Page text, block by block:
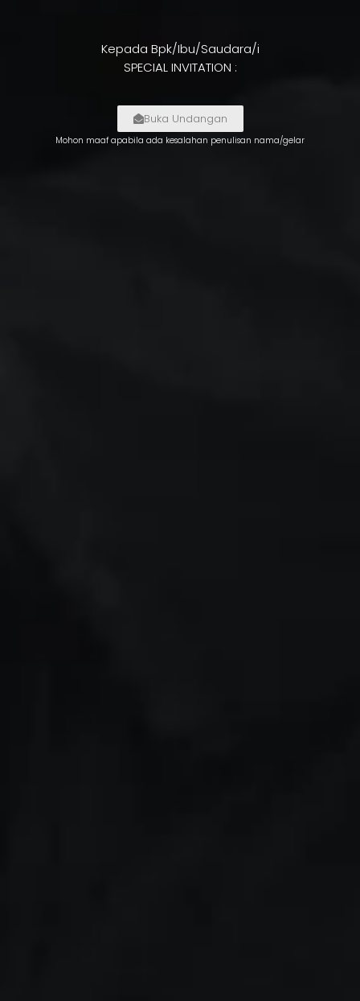
Kepada Bpk/Ibu/Saudara/i
SPECIAL INVITATION :
Buka Undangan
Mohon maaf apabila ada kesalahan penulisan nama/gelar